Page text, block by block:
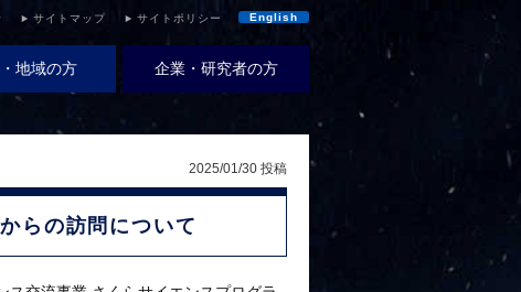
サイトマップ サイトポリシー English
地域の方 企業・研究者の方
2025/01/30 投稿
らの訪問について